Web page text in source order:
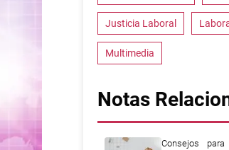
Justicia Laboral
Multimedia
Notas
Consejos